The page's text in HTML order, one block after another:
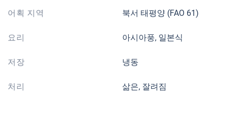
어획 지역 북서 태평양 (FAO 61)
요리 아시아풍, 일본식
저장 냉동
처리 삶은, 잘려짐